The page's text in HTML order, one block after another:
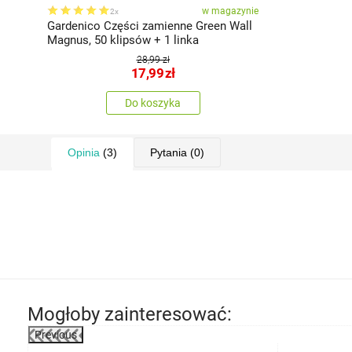
2x w magazynie
Gardenico Części zamienne Green Wall
Magnus, 50 klipsów + 1 linka
28,99 zł
17,99zł
Do koszyka
Opinia (3) Pytania (0)
Mogłoby zainteresować:
Previous